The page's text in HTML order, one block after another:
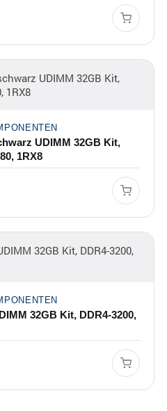
UDIMM 32GB Kit,
1RX8
32GB Kit, DDR4-3200,